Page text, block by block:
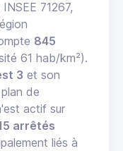
71267,
845
61 hab/km²).
3 et son
de
actif sur
arrêtés
liés à